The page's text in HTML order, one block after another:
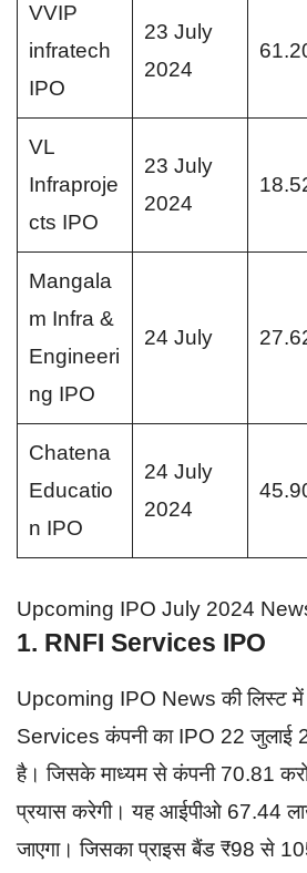
VVIP
infratech
IPO
23 July
2024
VL
Infraproje
cts IPO
23 July
2024
Mangala
m Infra &
Engineeri
ng IPO
24 July
Chatena
Educatio
n IPO
24 July
2024
Upcoming IPO July 2024
1. RNFI Services IPO
Upcoming IPO News की लिस्ट में
Services कंपनी का IPO 22 जुलाई
है। जिसके माध्यम से कंपनी 70.81
प्रयास करेगी। यह आईपीओ 67.44
जाएगा। जिसका प्राइस बैंड ₹98 से